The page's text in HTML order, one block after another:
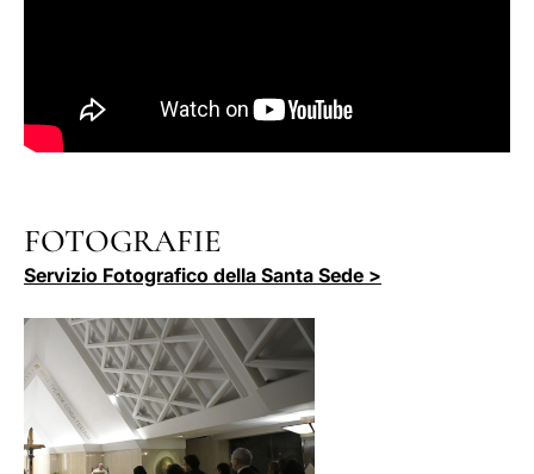
FOTOGRAFIE
Servizio Fotografico della Santa Sede >